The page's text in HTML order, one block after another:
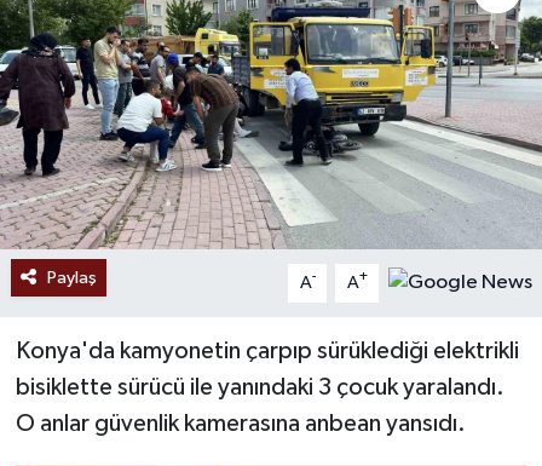
Paylaş A- A+
Konya'da kamyonetin çarpıp sürüklediği elektrikli
bisiklette sürücü ile yanındaki 3 çocuk yaralandı.
O anlar güvenlik kamerasına anbean yansıdı.